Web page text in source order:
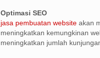
Optimasi SEO
jasa pembuatan website akan
meningkatkan kemungkinan
meningkatkan jumlah